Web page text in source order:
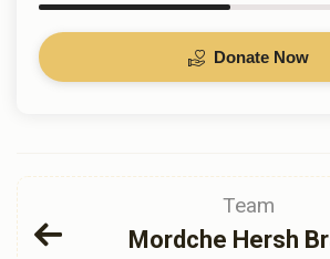
Donate Now
Team
Mordche Hersh